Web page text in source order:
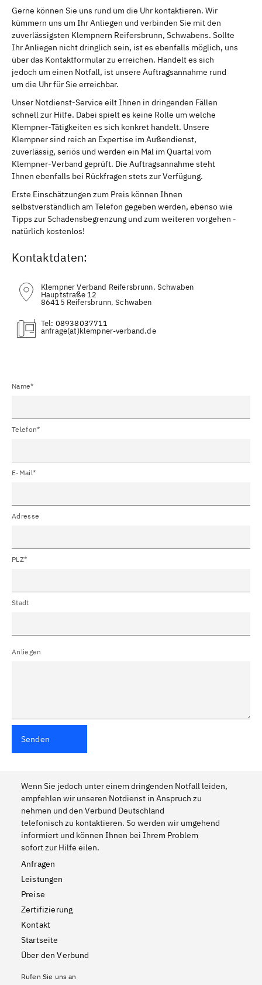
Gerne können Sie uns rund um die Uhr kontaktieren. Wir
kümmern uns um Ihr Anliegen und verbinden Sie mit den
zuverlässigsten Klempnern Reifersbrunn, Schwabens. Sollte
Ihr Anliegen nicht dringlich sein, ist es ebenfalls möglich, uns
über das Kontaktformular zu erreichen. Handelt es sich
jedoch um einen Notfall, ist unsere Auftragsannahme rund
um die Uhr für Sie erreichbar.
Unser Notdienst-Service eilt Ihnen in dringenden Fällen
schnell zur Hilfe. Dabei spielt es keine Rolle um welche
Klempner-Tätigkeiten es sich konkret handelt. Unsere
Klempner sind reich an Expertise im Außendienst,
zuverlässig, seriös und werden ein Mal im Quartal vom
Klempner-Verband geprüft. Die Auftragsannahme steht
Ihnen ebenfalls bei Rückfragen stets zur Verfügung.
Erste Einschätzungen zum Preis können Ihnen
selbstverständlich am Telefon gegeben werden, ebenso wie
Tipps zur Schadensbegrenzung und zum weiteren vorgehen -
natürlich kostenlos!
Kontaktdaten:
Klempner Verband Reifersbrunn, Schwaben
Hauptstraße 12
86415 Reifersbrunn, Schwaben
Tel: 08938037711
(at)
Name*
Telefon*
E-Mail*
Adresse
PLZ*
Stadt
Anliegen
Senden
Wenn Sie jedoch unter einem dringenden Notfall leiden,
empfehlen wir unseren Notdienst in Anspruch zu
nehmen und den Verbund Deutschland
telefonisch zu kontaktieren. So werden wir umgehend
informiert und können Ihnen bei Ihrem Problem
sofort zur Hilfe eilen.
Anfragen
Leistungen
Preise
Zertifizierung
Kontakt
Startseite
Über den Verbund
Rufen Sie uns an